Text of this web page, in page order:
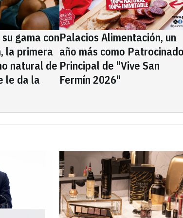
gama con
la primera
natural de
le da la
Palacios Alimentación, un
año más como
Principal de "Vive San
Fermín 2026"